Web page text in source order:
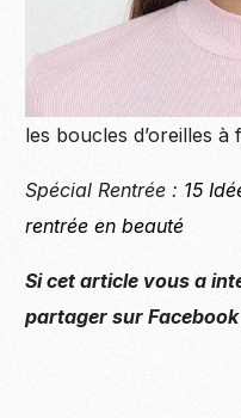
les boucles d’oreilles à
Spécial Rentrée : 15
rentrée en beauté
Si cet article vous a
partager sur